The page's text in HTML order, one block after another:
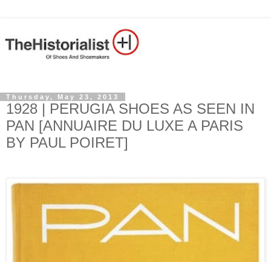
Thursday, May 23, 2013
1928 | PERUGIA SHOES AS SEEN IN
PAN [ANNUAIRE DU LUXE A PARIS
BY PAUL POIRET]